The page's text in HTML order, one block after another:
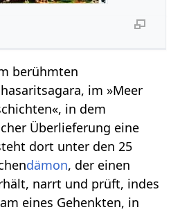
berühmten
im »Meer
in dem
Überlieferung eine
dort unter den 25
dämon, der einen
narrt und prüft, indes
eines Gehenkten, in